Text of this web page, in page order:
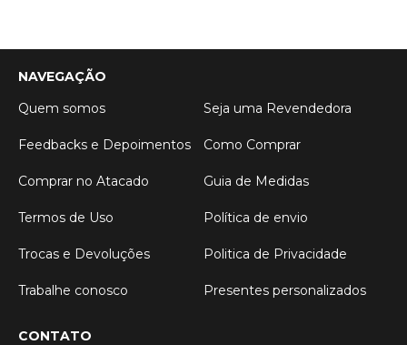
NAVEGAÇÃO
Quem somos
Seja uma Revendedora
Feedbacks e Depoimentos Como Comprar
Comprar no Atacado Guia de Medidas
Termos de Uso Política de envio
Trocas e Devoluções Politica de Privacidade
Trabalhe conosco Presentes personalizados
CONTATO